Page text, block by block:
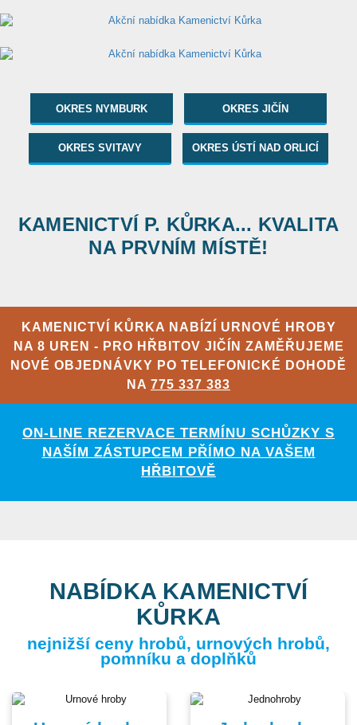
OKRES NYMBURK OKRES JIČÍN
OKRES SVITAVY OKRES ÚSTÍ NAD ORLICÍ
KAMENICTVÍ P. KŮRKA... KVALITA
NA PRVNÍM MÍSTĚ!
KAMENICTVÍ KŮRKA NABÍZÍ URNOVÉ HROBY
NA 8 UREN - PRO HŘBITOV JIČÍN ZAMĚŘUJEME
NOVÉ OBJEDNÁVKY PO TELEFONICKÉ DOHODĚ
NA 775 337 383
ON-LINE REZERVACE TERMÍNU SCHŮZKY S
NAŠÍM ZÁSTUPCEM PŘÍMO NA VAŠEM
HŘBITOVĚ
NABÍDKA KAMENICTVÍ
KŮRKA
nejnižší ceny hrobů, urnových hrobů,
pomníku a doplňků